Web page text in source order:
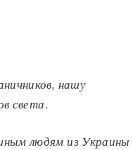
нашу
света.
людям из Украины